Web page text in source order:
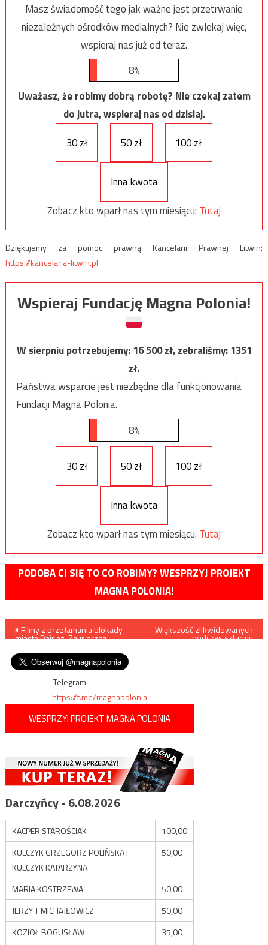
Masz świadomość tego jak ważne jest przetrwanie
niezależnych ośrodków medialnych? Nie zwlekaj więc,
wspieraj nas już od teraz.
8%
Uważasz, że robimy dobrą robotę? Nie czekaj zatem
do jutra, wspieraj nas od dzisiaj.
30 zł
50 zł 100 zł
Inna kwota
Zobacz kto wparł nas tym miesiącu: Tutaj
Dziękujemy za pomoc prawną Kancelarii Prawnej Litwin:
https://kancelaria-litwin.pl
Wspieraj Fundację Magna Polonia!
W sierpniu potrzebujemy:16 500zł, zebraliśmy:1351
zł.
Państwa wsparcie jest niezbędne dla funkcjonowania
Fundacji Magna Polonia.
8%
30 zł 50 zł 100 zł
Inna kwota
Zobacz kto wparł nas tym miesiącu: Tutaj
PODOBA CI SIĘ TO CO ROBIMY? WESPRZYJ PROJEKT
MAGNA POLONIA!
Nawigacja
wpisu
Filmy z przełamania blokady
miasta Dajr az-Zaur przez
Większość zlikwidowanych
podczas szturmu
Telegram
https://t.me/magnapolonia
WESPRZYJ PROJEKT MAGNA POLONIA
Darczyńcy - 6.08.2026
KACPER STAROŚCIAK
100,00
KULCZYK GRZEGORZ POLIŃSKA i
KULCZYK KATARZYNA
50,00
MARIA KOSTRZEWA
50,00
JERZY T MICHAJŁOWICZ
50,00
KOZIOŁ BOGUSŁAW
35,00